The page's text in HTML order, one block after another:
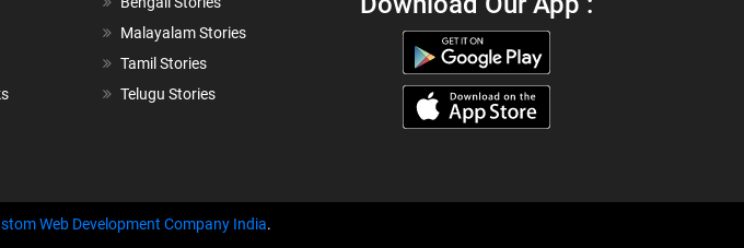
Malayalam Stories
Tamil Stories
Telugu Stories
Web Development Company India.